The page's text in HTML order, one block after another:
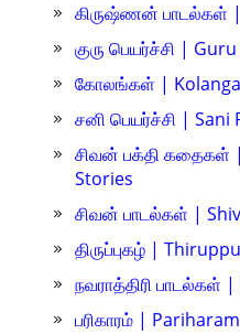
கிருஷ்ணன் பாடல்கள் |
குரு பெயர்ச்சி |
கோலங்கள் |
சனி பெயர்ச்சி | Sani
சிவன் பக்தி கதைகள்
Stories
சிவன் பாடல்கள் |
திருப்புகழ் |
நவராத்திரி பாடல்கள்
பரிகாரம் | Pariharam